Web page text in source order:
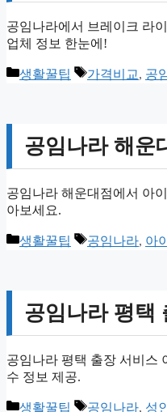
공임나라에서 브레이크 라
업체 정보 한눈에!
카
생활꿀팁
태
가격비교, 공
공임나라 해운
공임나라 해운대점에서 아
아보세요.
카
생활꿀팁
태
공임나라, 아
공임나라 평택
공임나라 평택 출장 서비스
수 정보 제공.
카
생활꿀팁 태
공임나라, 성